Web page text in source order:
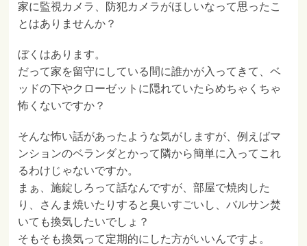
家に監視カメラ、防犯カメラがほしいなって思ったこ
とはありませんか？
ぼくはあります。
だって家を留守にしている間に誰かが入ってきて、ベ
ッドの下やクローゼットに隠れていたらめちゃくちゃ
怖くないですか？
そんな怖い話があったような気がしますが、例えばマ
ンションのベランダとかって隣から簡単に入ってこれ
るわけじゃないですか。
まぁ、施錠しろって話なんですが、部屋で焼肉した
り、さんま焼いたりすると臭いすごいし、バルサン焚
いても換気したいでしょ？
そもそも換気って定期的にした方がいいんですよ。